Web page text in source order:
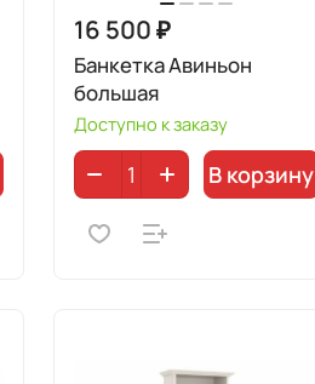
16 500 ₽
Банкетка Авиньон
большая
Доступно к заказу
В корзину